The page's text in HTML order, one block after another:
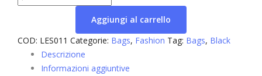
backpack
Aggiungi al carrello
COD: LES011 Categorie: Bags, Fashion Tag: Bags, Black
Descrizione
Informazioni aggiuntive